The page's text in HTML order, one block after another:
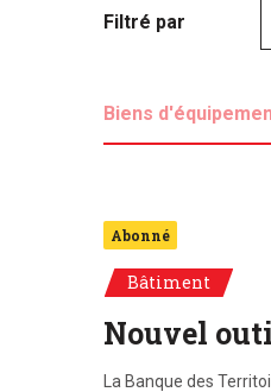
Filtré par
Biens
Abonné
Bâtiment
Nouvel
La Banque des